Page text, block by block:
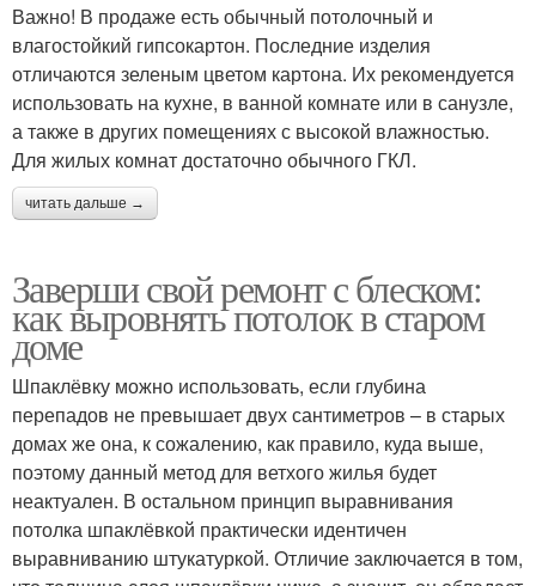
Важно! В продаже есть обычный потолочный и
влагостойкий гипсокартон. Последние изделия
отличаются зеленым цветом картона. Их рекомендуется
использовать на кухне, в ванной комнате или в санузле,
а также в других помещениях с высокой влажностью.
Для жилых комнат достаточно обычного ГКЛ.
читать дальше →
Заверши свой ремонт с блеском:
как выровнять потолок в старом
доме
Шпаклёвку можно использовать, если глубина
перепадов не превышает двух сантиметров – в старых
домах же она, к сожалению, как правило, куда выше,
поэтому данный метод для ветхого жилья будет
неактуален. В остальном принцип выравнивания
потолка шпаклёвкой практически идентичен
выравниванию штукатуркой. Отличие заключается в том,